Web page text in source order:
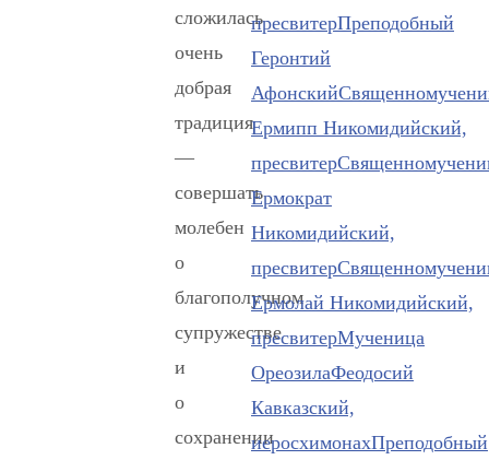
сложилась
очень
добрая
традиция
—
совершать
молебен
о
благополучном
супружестве
и
о
сохранении
пресвитерПреподобный
Геронтий
Афонский
Ермипп Никомидийский,
пресвитер
Ермократ
Никомидийский,
пресвитер
Ермолай Никомидийский,
пресвитерМученица
ОреозилаФеодосий
Кавказский,
иеросхимонахПреподобный